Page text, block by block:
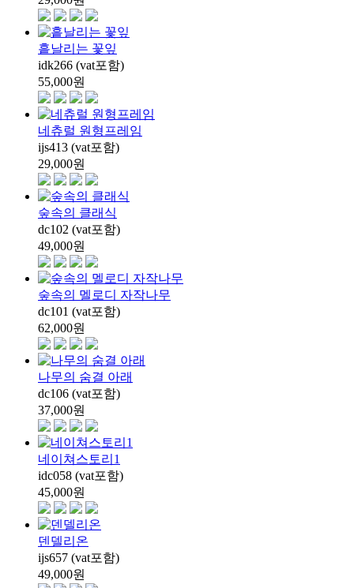
흩날리는 꽃잎
idk266 (vat포함)
55,000원
네츄럴 원형프레임
ijs413 (vat포함)
29,000원
숲속의 클래식
dc102 (vat포함)
49,000원
숲속의 멜로디 자작나무
dc101 (vat포함)
62,000원
나무의 숨결 아래
dc106 (vat포함)
37,000원
네이쳐스토리1
idc058 (vat포함)
45,000원
덴델리온
ijs657 (vat포함)
49,000원